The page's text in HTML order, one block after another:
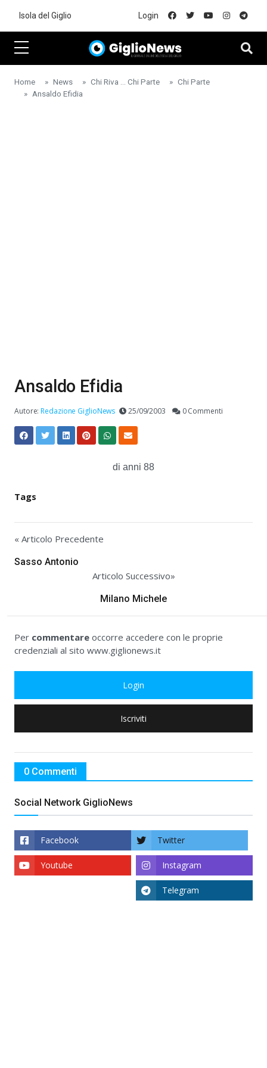
Isola del Giglio Login
Home News Chi Riva ... Chi Parte
Chi Parte
Ansaldo Efidia
Ansaldo Efidia
Autore:Redazione GiglioNews 25/09/2003 0 Commenti
di anni 88
Tags
« Articolo Precedente
Sasso Antonio
Articolo Successivo»
Milano Michele
Per commentare occorre accedere con le proprie
credenziali al sito www.giglionews.it
Login
Iscriviti
0 Commenti
Social Network GiglioNews
Facebook Twitter
Instagram
Youtube
Telegram